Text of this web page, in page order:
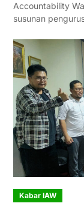
Accountability
susunan
Kabar IAW